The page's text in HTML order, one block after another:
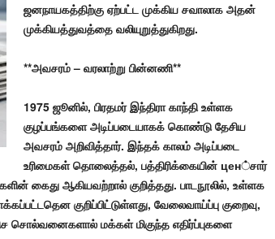
ஜனநாயகத்திற்கு ஏற்பட்ட முக்கிய சவாலாக அதன்
முக்கியத்துவத்தை வலியுறுத்துகிறது.
**அவசரம் – வரலாற்று பின்னணி**
1975 ஜூனில், பிரதமர் இந்திரா காந்தி உள்ளக
குழப்பங்களை அடிப்படையாகக் கொண்டு தேசிய
அவசரம் அறிவித்தார். இந்தக் காலம் அடிப்படை
உரிமைகள் தொலைத்தல், பத்திரிக்கையின் цен்சார்
கைது ஆகியவற்றால் குறித்தது. பாடநூலில், உள்ளக
குறிப்பிட்டுள்ளது, வேலைவாய்ப்பு குறைவு,
சொல்வனைகளால் மக்கள் மிகுந்த எதிர்ப்புகளை